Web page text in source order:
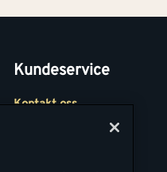
Kundeservice
Kontakt oss